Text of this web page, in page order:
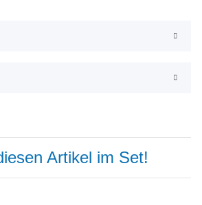
Artikel im Set!